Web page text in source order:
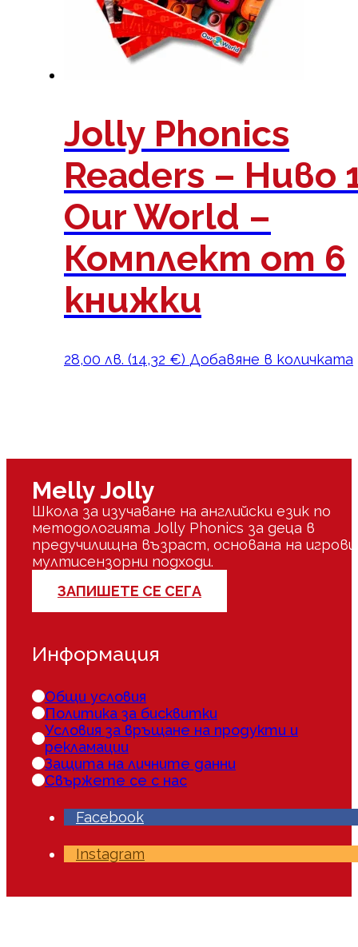
Jolly Phonics
Readers – Ниво
Our World –
Комплект от 6
книжки
28,00 лв. (14,32 €) Добавяне в количката
Melly Jolly
Школа за изучаване на английски език по
методологията Jolly Phonics за деца в
предучилищна възраст, основана на
мултисензорни подходи.
ЗАПИШЕТЕ СЕ СЕГА
Информация
Общи условия
Политика за бисквитки
Условия за връщане на продукти и
рекламации
Защита на личните данни
Свържете се с нас
Facebook
Instagram